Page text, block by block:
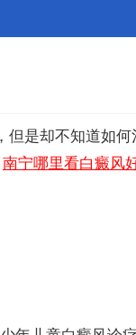
是却不知道如
南宁哪里看白癜风